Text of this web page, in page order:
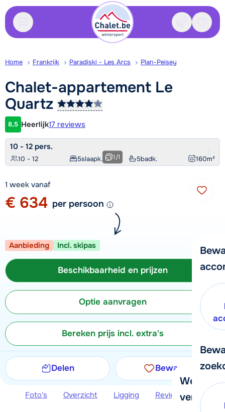
Contact
We
verder!
Home Frankrijk Paradiski - Les Arcs Plan-Peisey
Chalet-appartement Le
Quartz
Klantwaardering
8,5 Heerlijk17 reviews
10 - 12 pers.
10 - 12 5slaapk. 5badk. 160m²
1/1
1 week vanaf
€ 634 per persoon
Aanbieding Incl. skipas
Beschikbaarheid en prijzen
Optie aanvragen
Bereken prijs incl. extra's
Delen Bewaren
Foto's Overzicht Ligging Reviews